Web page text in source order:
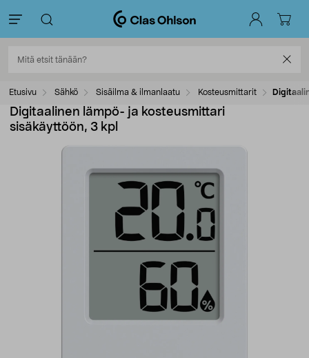
Etusivu Sähkö Sisäilma & ilmanlaatu Kosteusmittarit
Digitaalinen lämpö- ja kosteusmittari
sisäkäyttöön, 3 kpl